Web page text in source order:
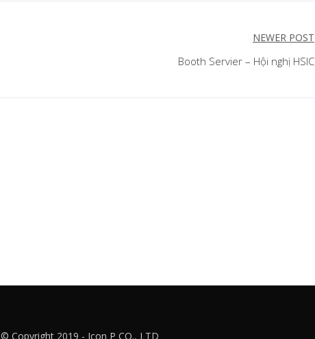
NEWER POST
Booth Servier – Hội nghị HSIC
© Copyright 2019 - Icon P CO., LTD